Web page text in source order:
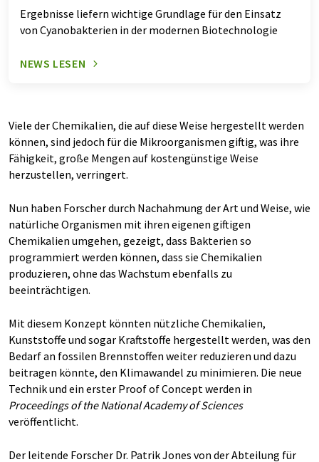
Ergebnisse liefern wichtige Grundlage für den Einsatz
von Cyanobakterien in der modernen Biotechnologie
NEWS LESEN
Viele der Chemikalien, die auf diese Weise hergestellt werden
können, sind jedoch für die Mikroorganismen giftig, was ihre
Fähigkeit, große Mengen auf kostengünstige Weise
herzustellen, verringert.
Nun haben Forscher durch Nachahmung der Art und Weise, wie
natürliche Organismen mit ihren eigenen giftigen
Chemikalien umgehen, gezeigt, dass Bakterien so
programmiert werden können, dass sie Chemikalien
produzieren, ohne das Wachstum ebenfalls zu
beeinträchtigen.
Mit diesem Konzept könnten nützliche Chemikalien,
Kunststoffe und sogar Kraftstoffe hergestellt werden, was den
Bedarf an fossilen Brennstoffen weiter reduzieren und dazu
beitragen könnte, den Klimawandel zu minimieren. Die neue
Technik und ein erster Proof of Concept werden in
Proceedings of the National Academy of Sciences
veröffentlicht.
Der leitende Forscher Dr. Patrik Jones von der Abteilung für